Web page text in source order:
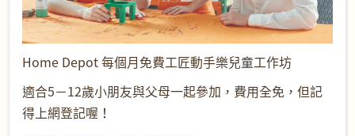
Home Depot 每個月免費工匠動手樂兒童工作坊
適合5－12歲小朋友與父母一起參加，費用全免，但記
得上網登記喔！